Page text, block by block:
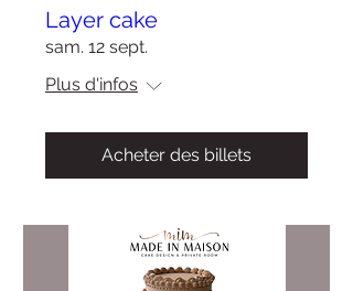
Layer cake
sam. 12 sept.
Plus d'infos
Acheter des billets